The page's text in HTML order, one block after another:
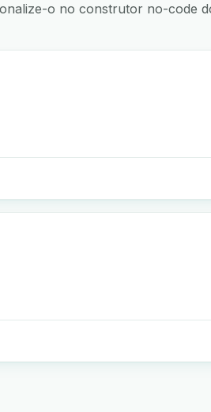
o no construtor no-code